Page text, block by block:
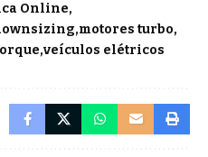
Online
motores turbo
veículos elétricos